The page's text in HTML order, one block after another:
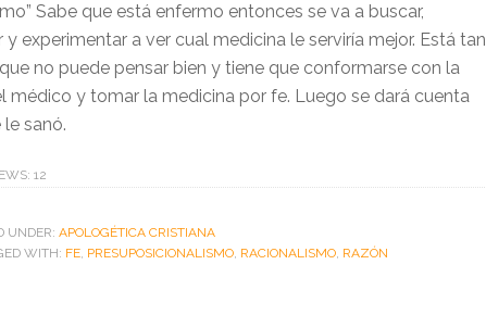
Sabe que está enfermo entonces se va a buscar,
y experimentar a ver cual medicina le serviría mejor. Está tan
no puede pensar bien y tiene que conformarse con la
médico y tomar la medicina por fe. Luego se dará cuenta
sanó.
12
UNDER: APOLOGÉTICA CRISTIANA
WITH: FE, PRESUPOSICIONALISMO, RACIONALISMO, RAZÓN